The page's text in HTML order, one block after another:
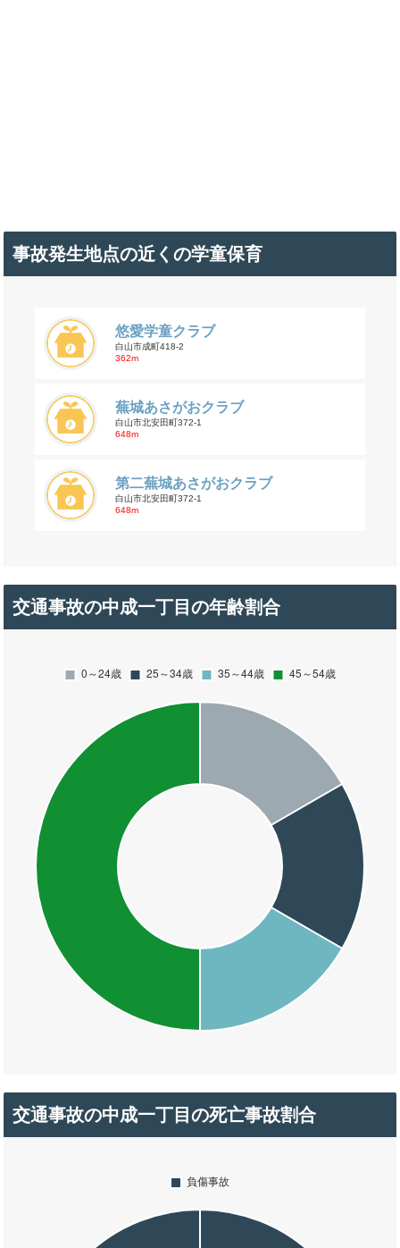
事故発生地点の近くの学童保育
悠愛学童クラブ
白山市成町418-2
362m
蕪城あさがおクラブ
白山市北安田町372-1
648m
第二蕪城あさがおクラブ
白山市北安田町372-1
648m
交通事故の中成一丁目の年齢割合
交通事故の中成一丁目の死亡事故割合